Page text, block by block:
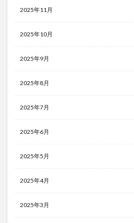
2025年11月
2025年10月
2025年9月
2025年8月
2025年7月
2025年6月
2025年5月
2025年4月
2025年3月